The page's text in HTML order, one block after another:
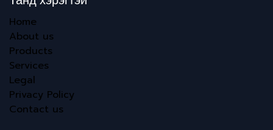
Home
About us
Products
Services
Legal
Privacy Policy
Contact us